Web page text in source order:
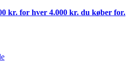
kr. for hver 4.000 kr. du køber for.